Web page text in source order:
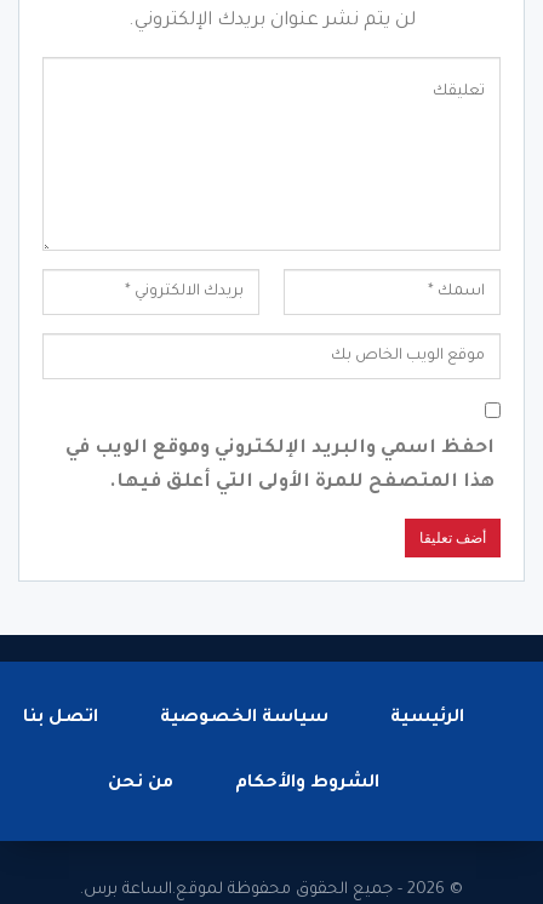
لن يتم نشر عنوان بريدك الإلكتروني.
احفظ اسمي والبريد الإلكتروني وموقع الويب في
هذا المتصفح للمرة الأولى التي أعلق فيها.
الرئيسية سياسة الخصوصية اتصل بنا
الشروط والأحكام من نحن
© 2026 - جميع الحقوق محفوظة لموقع.الساعة برس.